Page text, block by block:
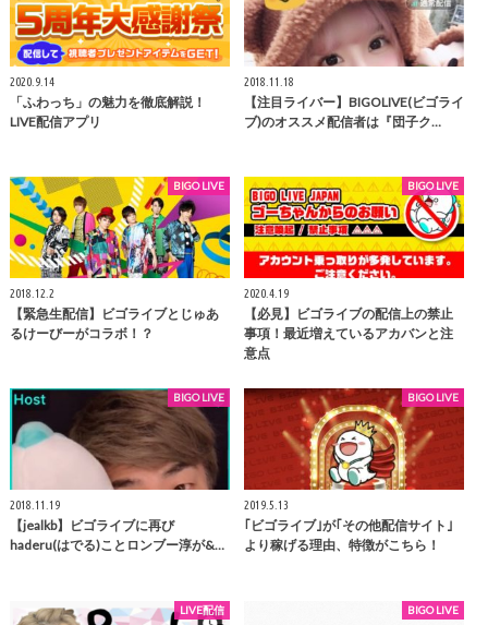
2020.9.14
「ふわっち」の魅力を徹底解説！
LIVE配信アプリ
2018.11.18
【注目ライバー】BIGOLIVE(ビゴライ
ブ)のオススメ配信者は『団子ク…
BIGO LIVE
2018.12.2
【緊急生配信】ビゴライブとじゅあ
るけーびーがコラボ！？
BIGO LIVE
2020.4.19
【必見】ビゴライブの配信上の禁止
事項！最近増えているアカバンと注
意点
BIGO LIVE
2018.11.19
【jealkb】ビゴライブに再び
haderu(はでる)ことロンブー淳が&…
BIGO LIVE
2019.5.13
｢ビゴライブ｣が｢その他配信サイト｣
より稼げる理由、特徴がこちら！
LIVE配信 BIGO LIVE